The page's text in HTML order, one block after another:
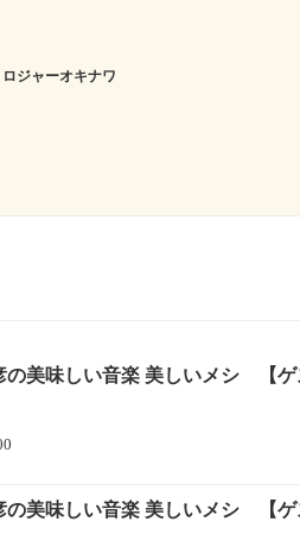
ロジャーオキナワ
の美味しい音楽 美しいメシ 【ゲ
の美味しい音楽 美しいメシ 【ゲ